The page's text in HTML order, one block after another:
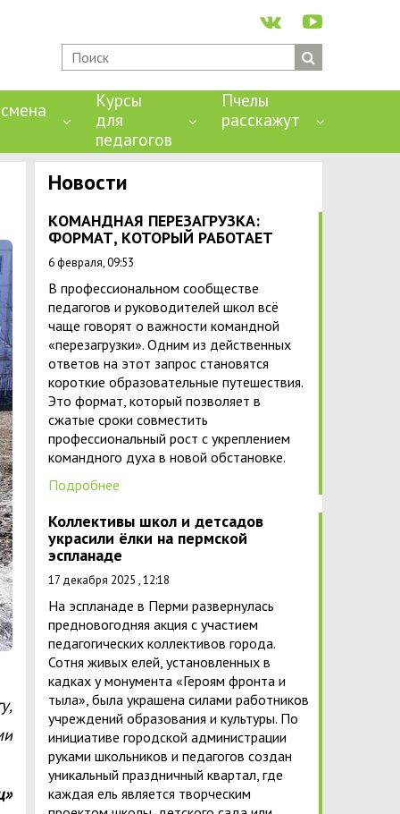
Курсы
для
педагогов
Пчелы
расскажут
Новости
КОМАНДНАЯ ПЕРЕЗАГРУЗКА:
ФОРМАТ, КОТОРЫЙ РАБОТАЕТ
6 февраля, 09:53
В профессиональном сообществе
педагогов и руководителей школ всё
чаще говорят о важности командной
«перезагрузки». Одним из действенных
ответов на этот запрос становятся
короткие образовательные путешествия.
Это формат, который позволяет в
сжатые сроки совместить
профессиональный рост с укреплением
командного духа в новой обстановке.
Подробнее
Коллективы школ и детсадов
украсили ёлки на пермской
эспланаде
17 декабря 2025 , 12:18
На эспланаде в Перми развернулась
предновогодняя акция с участием
педагогических коллективов города.
Сотня живых елей, установленных в
кадках у монумента «Героям фронта и
тыла», была украшена силами работников
учреждений образования и культуры. По
инициативе городской администрации
руками школьников и педагогов создан
уникальный праздничный квартал, где
каждая ель является творческим